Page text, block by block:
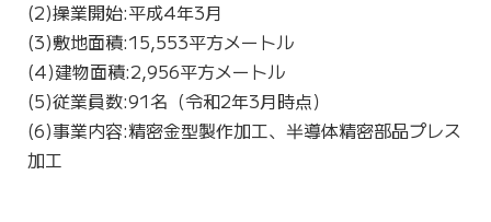
(2)操業開始:平成4年3月
(3)敷地面積:15,553平方メートル
(4)建物面積:2,956平方メートル
(5)従業員数:91名（令和2年3月時点）
(6)事業内容:精密金型製作加工、半導体精密部品プレス
加工